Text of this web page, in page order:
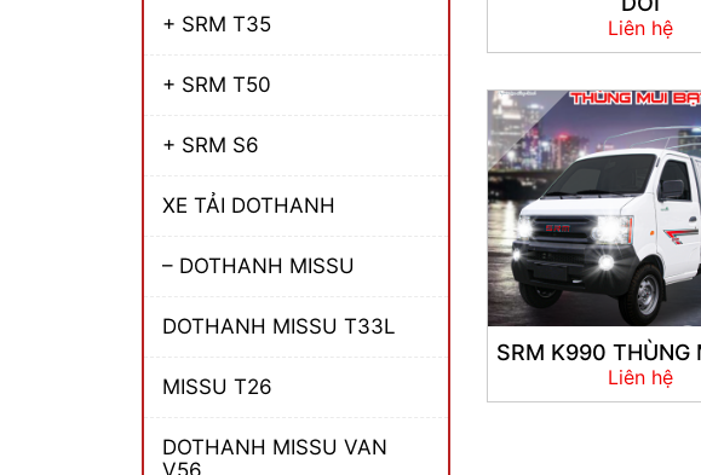
+ SRM T35
+ SRM T50
+ SRM S6
XE TẢI DOTHANH
– DOTHANH MISSU
DOTHANH MISSU T33L
MISSU T26
DOTHANH MISSU VAN
V56
Liên hệ
SRM K990 THÙNG
Liên hệ